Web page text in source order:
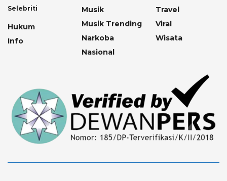
Selebriti
Hukum
Info
Musik
Musik Trending
Narkoba
Nasional
Travel
Viral
Wisata